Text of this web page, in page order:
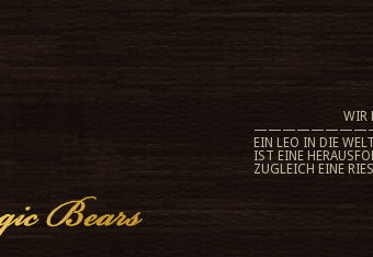
WIR
EIN LEO IN DIE
IST EINE
ZUGLEICH EINE